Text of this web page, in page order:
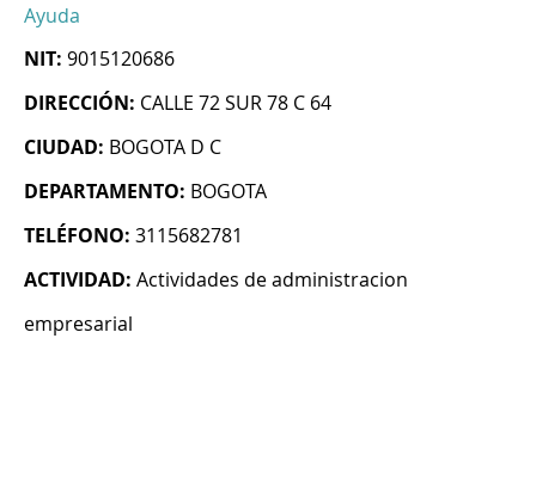
Ayuda
NIT: 9015120686
DIRECCIÓN: CALLE 72 SUR 78 C 64
CIUDAD: BOGOTA D C
DEPARTAMENTO: BOGOTA
TELÉFONO: 3115682781
ACTIVIDAD: Actividades de administracion
empresarial